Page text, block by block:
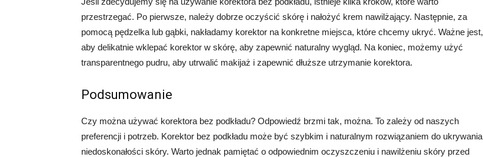
przestrzegać. Po pierwsze, należy dobrze oczyścić skórę i nałożyć krem nawilżający. Następnie, za
pomocą pędzelka lub gąbki, nakładamy korektor na konkretne miejsca, które chcemy ukryć. Ważne jest,
aby delikatnie wklepać korektor w skórę, aby zapewnić naturalny wygląd. Na koniec, możemy użyć
transparentnego pudru, aby utrwalić makijaż i zapewnić dłuższe utrzymanie korektora.
Podsumowanie
Czy można używać korektora bez podkładu? Odpowiedź brzmi tak, można. To zależy od naszych
preferencji i potrzeb. Korektor bez podkładu może być szybkim i naturalnym rozwiązaniem do ukrywania
niedoskonałości skóry. Warto jednak pamiętać o odpowiednim oczyszczeniu i nawilżeniu skóry przed